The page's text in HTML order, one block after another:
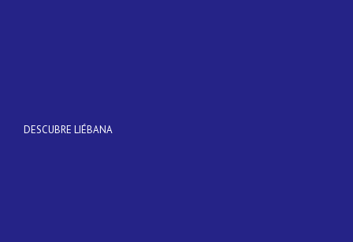
DESCUBRE LIÉBANA